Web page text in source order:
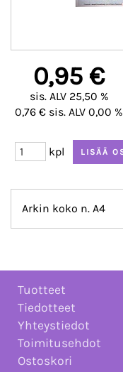
0,95 €
sis. ALV 25,50 %
0,76 € sis. ALV 0,00 %
kpl
Arkin koko n. A4
Tuotteet
Tiedotteet
Yhteystiedot
Toimitusehdot
Ostoskori